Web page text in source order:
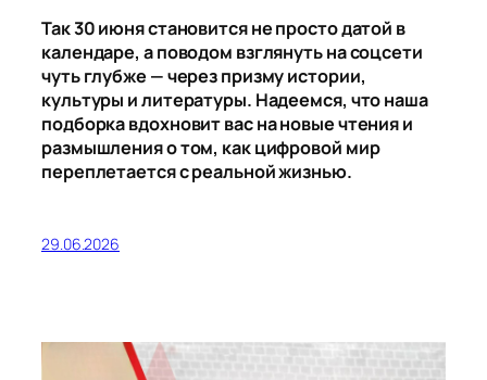
Так 30 июня становится не просто датой в
календаре, а поводом взглянуть на соцсети
чуть глубже — через призму истории,
культуры и литературы. Надеемся, что наша
подборка вдохновит вас на новые чтения и
размышления о том, как цифровой мир
переплетается с реальной жизнью.
29.06.2026